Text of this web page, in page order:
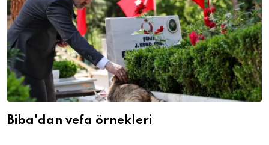
Biba'dan vefa örnekleri